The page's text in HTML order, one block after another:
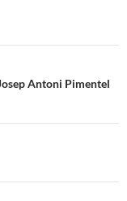
Antoni Pimentel